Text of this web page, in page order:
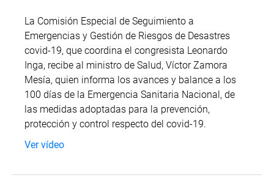
La Comisión Especial de Seguimiento a
Emergencias y Gestión de Riesgos de Desastres
covid-19, que coordina el congresista Leonardo
Inga, recibe al ministro de Salud, Víctor Zamora
Mesía, quien informa los avances y balance a los
100 días de la Emergencia Sanitaria Nacional, de
las medidas adoptadas para la prevención,
protección y control respecto del covid-19.
Ver vídeo